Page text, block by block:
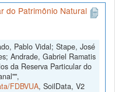
do Patrimônio Natural
Pablo Vidal; Stape, José
Andrade, Gabriel Ramatis
da Reserva Particular do
FDBVUA, SoilData, V2